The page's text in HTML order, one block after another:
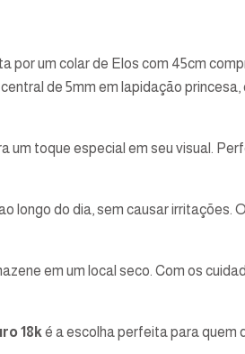
por um colar de Elos com 45cm
de 5mm em lapidação
um toque especial em seu visual.
longo do dia, sem causar irritações.
em um local seco. Com os
18k é a escolha perfeita para quem